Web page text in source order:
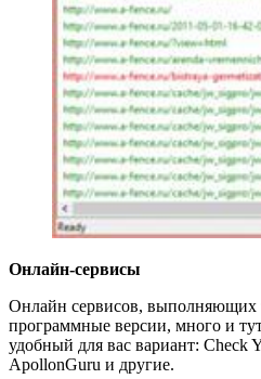
Онлайн-сервисы
Онлайн сервисов, выполняющих
программные версии, много и
удобный для вас вариант: Check
ApollonGuru и другие.